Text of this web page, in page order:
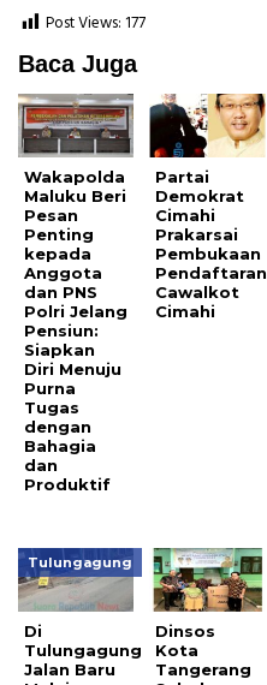
Post Views: 177
Baca Juga
Wakapolda
Maluku Beri
Pesan
Penting
kepada
Anggota
dan PNS
Polri Jelang
Pensiun:
Siapkan
Diri Menuju
Purna
Tugas
dengan
Bahagia
dan
Produktif
Partai
Demokrat
Cimahi
Prakarsai
Pembukaan
Pendaftaran
Cawalkot
Cimahi
Tulungagung
Di
Tulungagung
Jalan Baru
Dinsos
Kota
Tangerang